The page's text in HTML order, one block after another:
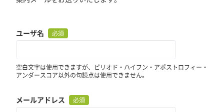
ユーザ名 必須
空白文字は使用できますが、ピリオド・ハイフン・アポストロフィー・
アンダースコア以外の句読点は使用できません。
メールアドレス 必須